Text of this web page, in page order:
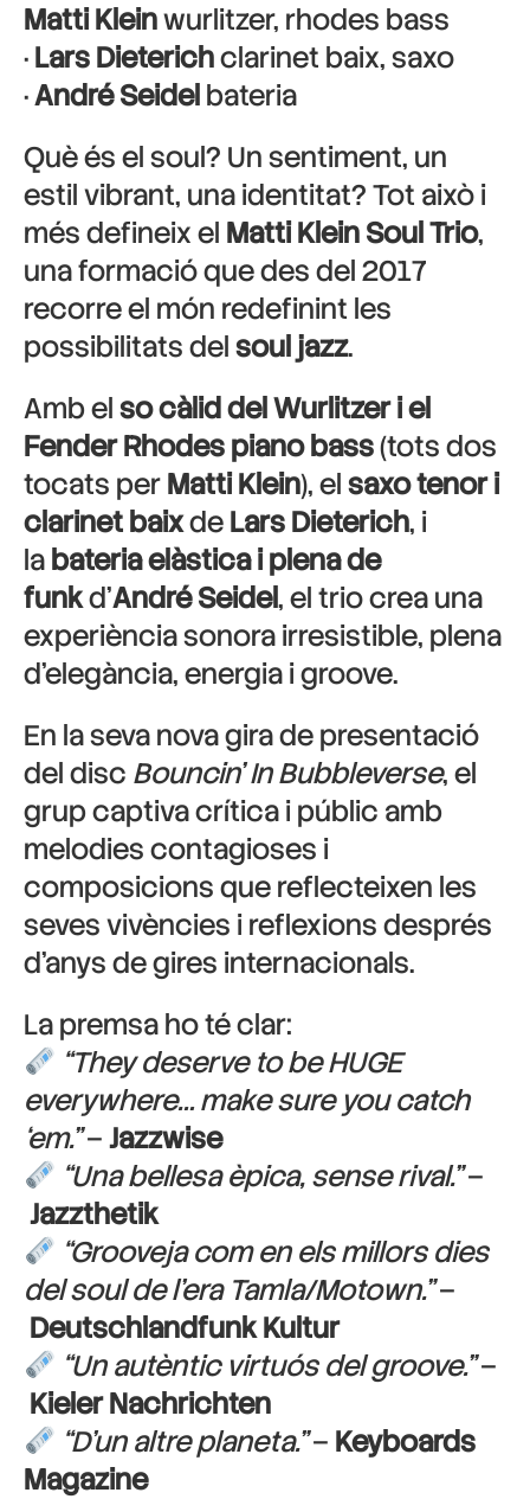
Matti Kleinwurlitzer, rhodes bass
·Lars Dieterichclarinet baix, saxo
·André Seidelbateria
Què és el soul? Un sentiment, un
estil vibrant, una identitat? Tot això i
més defineix el Matti Klein Soul Trio,
una formació que des del 2017
recorre el món redefinint les
possibilitats delsoul jazz.
Amb elso càlid del Wurlitzer i el
Fender Rhodes piano bass(tots dos
tocats perMatti Klein), elsaxo tenor i
clarinet baixdeLars Dieterich, i
labateria elàstica i plena de
funkd’André Seidel, el trio crea una
experiència sonora irresistible, plena
d’elegància, energia i groove.
En la seva nova gira de presentació
del disc Bouncin’ In Bubbleverse, el
grup captiva crítica i públic amb
melodies contagioses i
composicions que reflecteixen les
seves vivències i reflexions després
d’anys de gires internacionals.
La premsa ho té clar:
“They deserve to be HUGE
everywhere… make sure you catch
‘em.”–Jazzwise
“Una bellesa èpica, sense rival.”–
Jazzthetik
“Grooveja com en els millors dies
del soul de l’era Tamla/Motown.”–
Deutschlandfunk Kultur
“Un autèntic virtuós del groove.”–
Kieler Nachrichten
“D’un altre planeta.”– Keyboards
Magazine